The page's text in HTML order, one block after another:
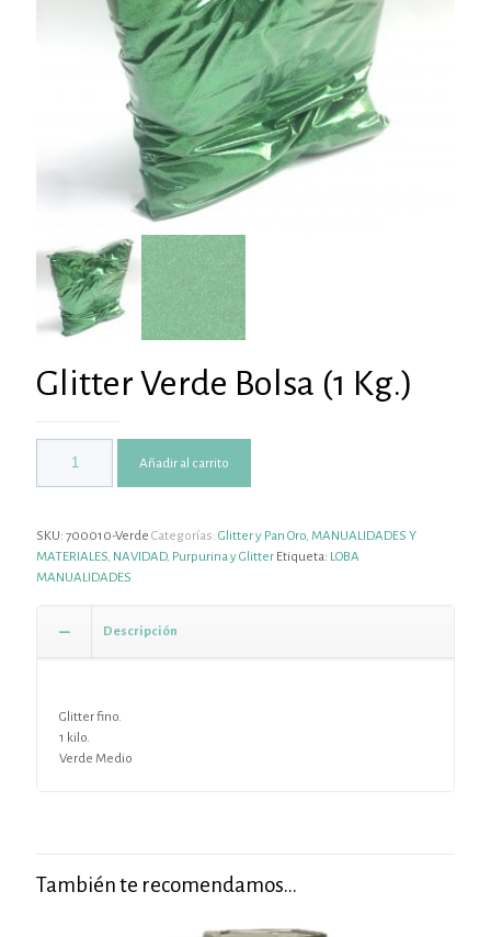
Glitter Verde Bolsa (1 Kg.)
Añadir al carrito
SKU: 700010-Verde Categorías: Glitter y Pan Oro MANUALIDADES Y
MATERIALES NAVIDAD, Purpurina y Glitter Etiqueta: LOBA
MANUALIDADES
Descripción
Glitter fino.
1 kilo.
Verde Medio
También te recomendamos…